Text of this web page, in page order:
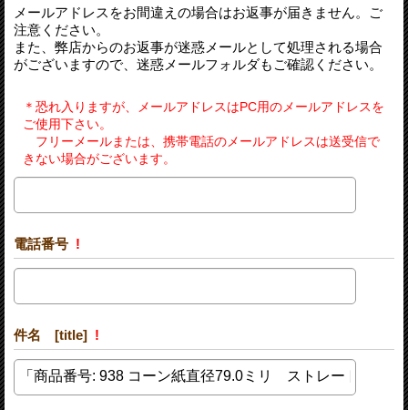
メールアドレスをお間違えの場合はお返事が届きません。ご
注意ください。
また、弊店からのお返事が迷惑メールとして処理される場合
がございますので、迷惑メールフォルダもご確認ください。
＊恐れ入りますが、メールアドレスはPC用のメールアドレスを
ご使用下さい。
フリーメールまたは、携帯電話のメールアドレスは送受信で
きない場合がございます。
電話番号 !
件名 [title] !